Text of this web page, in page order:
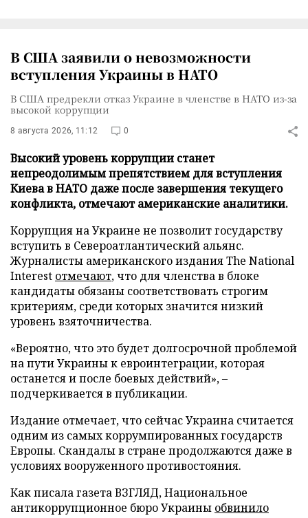
В США заявили о невозможности
вступления Украины в НАТО
В США предрекли отказ Украине в членстве в НАТО из-за
высокой коррупции
8 августа 2026, 11:12 0
Высокий уровень коррупции станет
непреодолимым препятствием для вступления
Киева в НАТО даже после завершения текущего
конфликта, отмечают американские аналитики.
Коррупция на Украине не позволит государству
вступить в Североатлантический альянс.
Журналисты американского издания The National
Interest отмечают, что для членства в блоке
кандидаты обязаны соответствовать строгим
критериям, среди которых значится низкий
уровень взяточничества.
«Вероятно, что это будет долгосрочной проблемой
на пути Украины к евроинтеграции, которая
останется и после боевых действий», –
подчеркивается в публикации.
Издание отмечает, что сейчас Украина считается
одним из самых коррумпированных государств
Европы. Скандалы в стране продолжаются даже в
условиях вооруженного противостояния.
Как писала газета ВЗГЛЯД, Национальное
антикоррупционное бюро Украины обвинило